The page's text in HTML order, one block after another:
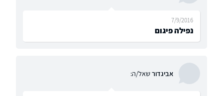
נפילה פיגום
7/9/2016
אביגדורשאל/ה: